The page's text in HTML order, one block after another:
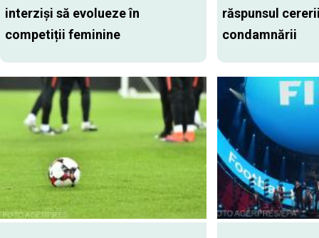
interziși să evolueze în
competiții feminine
răspunsul
condamnării